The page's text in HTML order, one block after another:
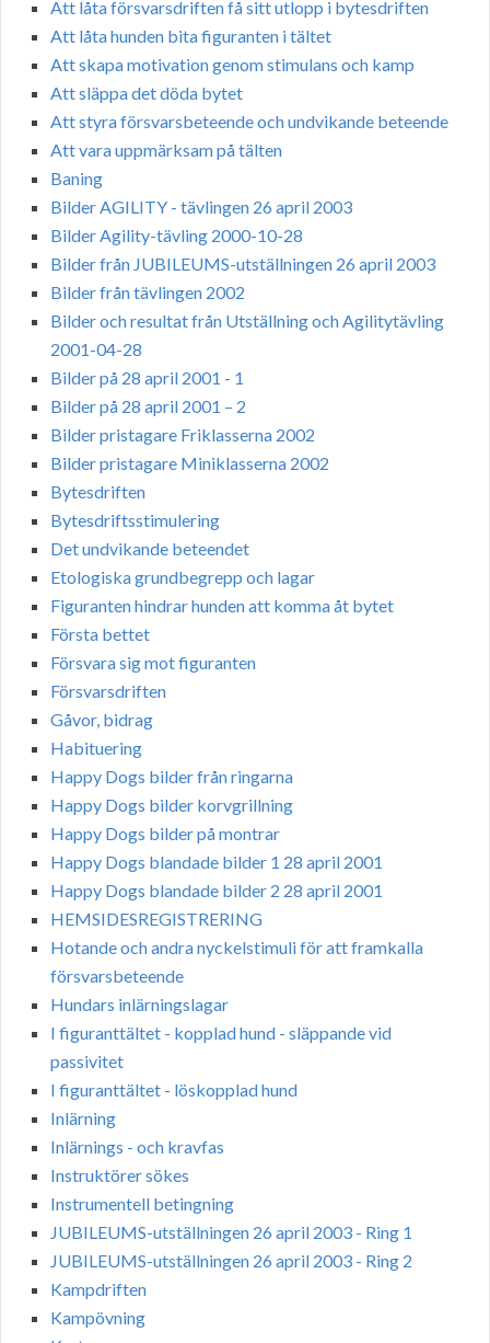
Att låta försvarsdriften få sitt utlopp i bytesdriften
Att låta hunden bita figuranten i tältet
Att skapa motivation genom stimulans och kamp
Att släppa det döda bytet
Att styra försvarsbeteende och undvikande beteende
Att vara uppmärksam på tälten
Baning
Bilder AGILITY - tävlingen 26 april 2003
Bilder Agility-tävling 2000-10-28
Bilder från JUBILEUMS-utställningen 26 april 2003
Bilder från tävlingen 2002
Bilder och resultat från Utställning och Agilitytävling
2001-04-28
Bilder på 28 april 2001 - 1
Bilder på 28 april 2001 – 2
Bilder pristagare Friklasserna 2002
Bilder pristagare Miniklasserna 2002
Bytesdriften
Bytesdriftsstimulering
Det undvikande beteendet
Etologiska grundbegrepp och lagar
Figuranten hindrar hunden att komma åt bytet
Första bettet
Försvara sig mot figuranten
Försvarsdriften
Gåvor, bidrag
Habituering
Happy Dogs bilder från ringarna
Happy Dogs bilder korvgrillning
Happy Dogs bilder på montrar
Happy Dogs blandade bilder 1 28 april 2001
Happy Dogs blandade bilder 2 28 april 2001
HEMSIDESREGISTRERING
Hotande och andra nyckelstimuli för att framkalla
försvarsbeteende
Hundars inlärningslagar
I figuranttältet - kopplad hund - släppande vid
passivitet
I figuranttältet - löskopplad hund
Inlärning
Inlärnings - och kravfas
Instruktörer sökes
Instrumentell betingning
JUBILEUMS-utställningen 26 april 2003 - Ring 1
JUBILEUMS-utställningen 26 april 2003 - Ring 2
Kampdriften
Kampövning